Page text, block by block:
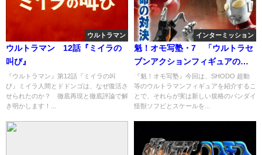
ウルトラマン
ウルトラマン 12話『ミイラの
叫び』
『ウルトラマン』第12話『ミイラの叫
び』ミイラ人間とドドンゴは、なぜ復活さ
せられたのか？ 徹底再現と徹底評論で解
き明かします！...
インターミッション
魁！オモ写塾・7 「ウルトラセ
ブンアクションフィギュアの歴
史・7」「10㎝のフルアクション
ウルトラセブン」
『魁！オモ写塾』今回は、SHODO 超動
等のウルトラマンフィギュアを紹介するこ
とで、それらが実は新しい規格のバンダイ
怪獣ソフビとスケールを...